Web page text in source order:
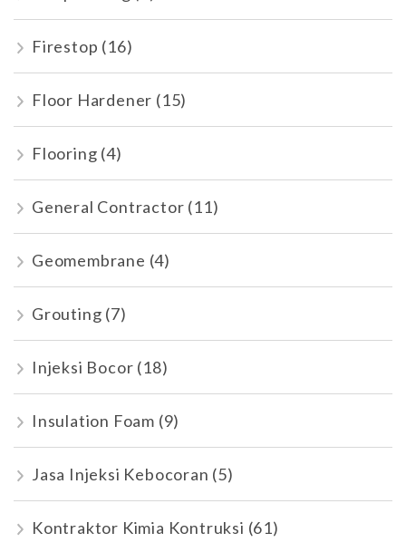
Firestop (16)
Floor Hardener (15)
Flooring (4)
General Contractor (11)
Geomembrane (4)
Grouting (7)
Injeksi Bocor (18)
Insulation Foam (9)
Jasa Injeksi Kebocoran (5)
Kontraktor Kimia Kontruksi (61)